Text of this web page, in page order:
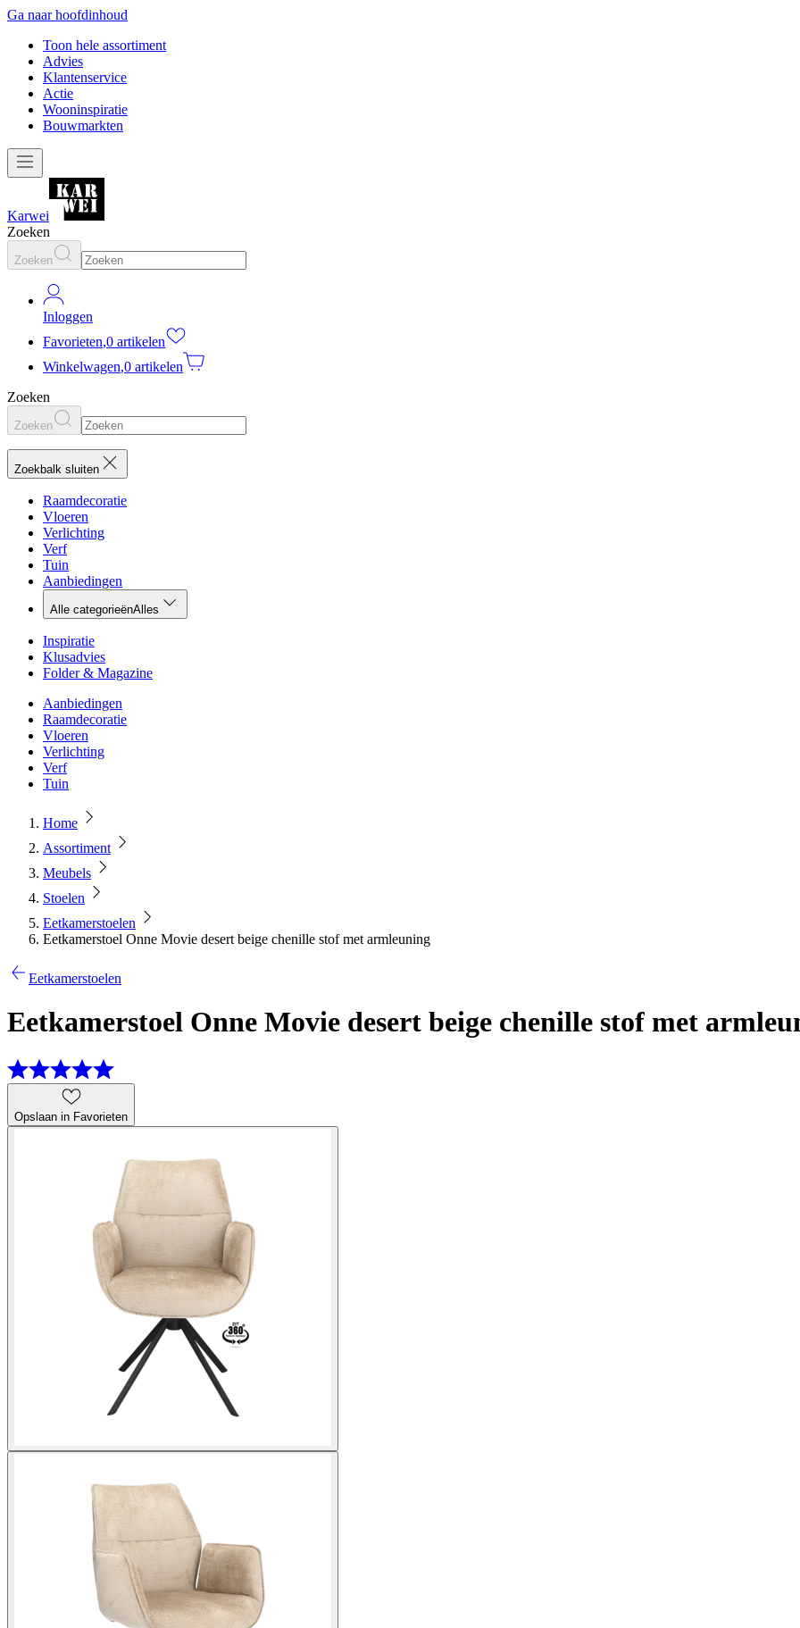
Ga naar hoofdinhoud
Toon hele assortiment
Advies
Klantenservice
Actie
Wooninspiratie
Bouwmarkten
Karwei
Zoeken
Zoeken
Inloggen
Favorieten,0 artikelen
Winkelwagen,0 artikelen
Zoeken
Zoeken
Zoekbalk sluiten
Raamdecoratie
Vloeren
Verlichting
Verf
Tuin
Aanbiedingen
Alle categorieënAlles
Inspiratie
Klusadvies
Folder & Magazine
Aanbiedingen
Raamdecoratie
Vloeren
Verlichting
Verf
Tuin
Home
Assortiment
Meubels
Stoelen
Eetkamerstoelen
Eetkamerstoel Onne Movie desert beige chenille stof met armleuning
Eetkamerstoelen
Eetkamerstoel Onne Movie desert beige chenille stof met
Opslaan in Favorieten